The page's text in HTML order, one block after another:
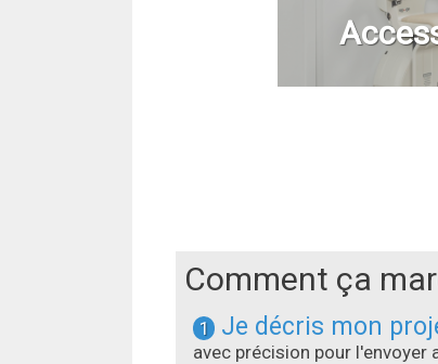
Comment ça
1 Je décris mon
avec précision pour l'envoyer